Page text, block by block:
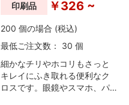
印刷品 ￥326 ~
200 個の場合 (税込)
最低ご注文数： 30 個
細かなチリやホコリもさっと
キレイにふき取れる便利なク
ロスです。眼鏡やスマホ、パ